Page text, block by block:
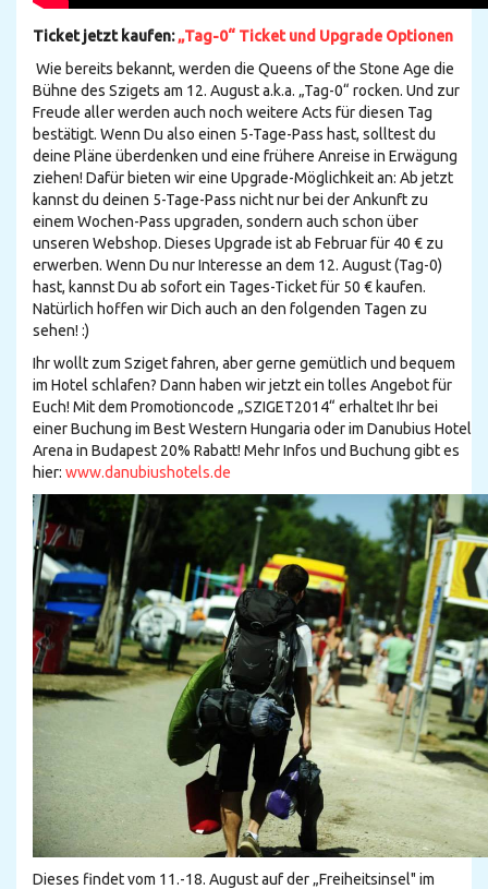
Ticket jetzt kaufen:„Tag-0“ Ticket und Upgrade Optionen
Wie bereits bekannt, werden die Queens of the Stone Age die
Bühne des Szigets am 12. August a.k.a. „Tag-0“ rocken. Und zur
Freude aller werden auch noch weitere Acts für diesen Tag
bestätigt. Wenn Du also einen 5-Tage-Pass hast, solltest du
deine Pläne überdenken und eine frühere Anreise in Erwägung
ziehen! Dafür bieten wir eine Upgrade-Möglichkeit an: Ab jetzt
kannst du deinen 5-Tage-Pass nicht nur bei der Ankunft zu
einem Wochen-Pass upgraden, sondern auch schon über
unseren Webshop. Dieses Upgrade ist ab Februar für 40 € zu
erwerben. Wenn Du nur Interesse an dem 12. August (Tag-0)
hast, kannst Du ab sofort ein Tages-Ticket für 50 € kaufen.
Natürlich hoffen wir Dich auch an den folgenden Tagen zu
sehen! :)
Ihr wollt zum Sziget fahren, aber gerne gemütlich und bequem
im Hotel schlafen? Dann haben wir jetzt ein tolles Angebot für
Euch! Mit dem Promotioncode „SZIGET2014“ erhaltet Ihr bei
einer Buchung im Best Western Hungaria oder im Danubius Hotel
Arena in Budapest 20% Rabatt! Mehr Infos und Buchung gibt es
hier: www.danubiushotels.de
Dieses findet vom 11.-18. August auf der „Freiheitsinsel" im